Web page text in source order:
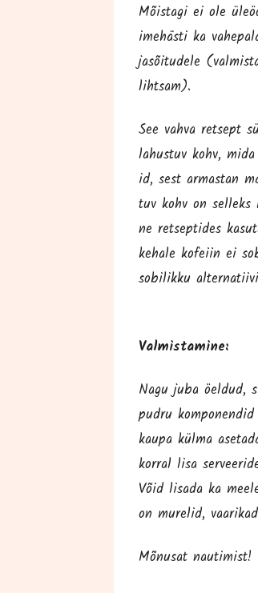
Mõis­ta­gi ei ole
ime­häs­ti ka
ja­sõi­tu­de­le
lihtsam).
See vah­va ret­sept
lahus­tuv kohv,
id, sest armas­tan
tuv kohv on
ne ret­sep­ti­des
keha­le kofeiin ei
sobi­lik­ku
Val­mis­ta­mi­ne:
Nagu juba öel­dud,
pud­ru
kau­pa kül­ma
kor­ral lisa
Võid lisa­da ka
on murelid,
Mõnu­sat nautimist!